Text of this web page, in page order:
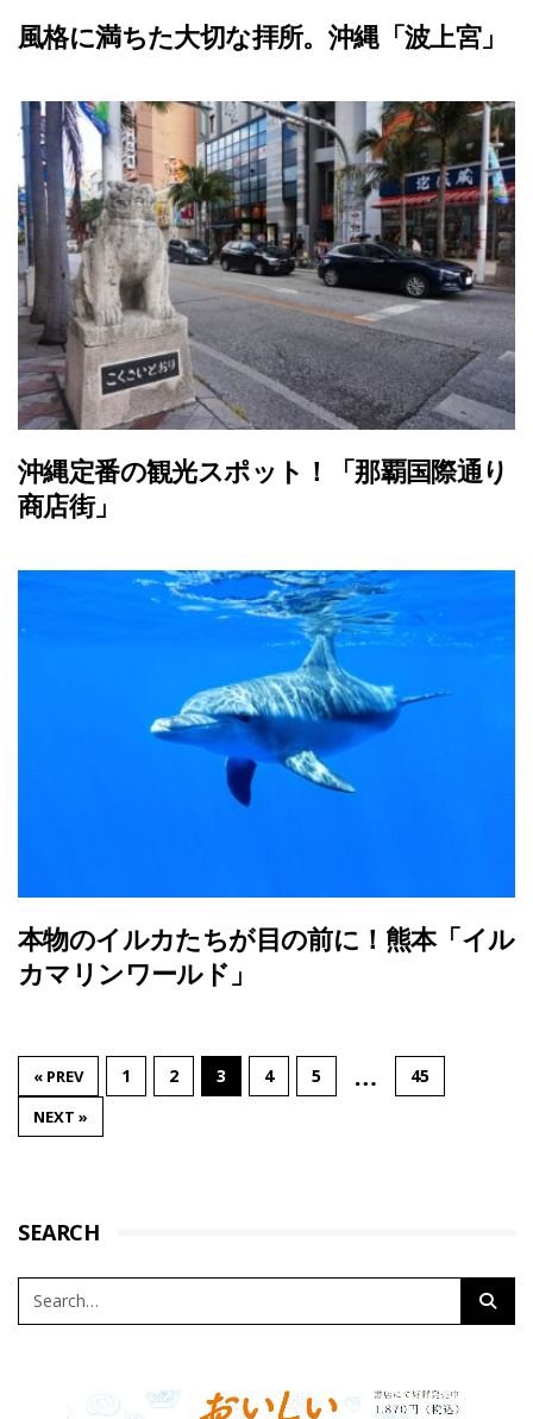
風格に満ちた大切な拝所。沖縄「波上宮」
沖縄定番の観光スポット！「那覇国際通り
商店街」
本物のイルカたちが目の前に！熊本「イル
カマリンワールド」
« PREV 1 2 3 4 5 … 45
NEXT »
SEARCH